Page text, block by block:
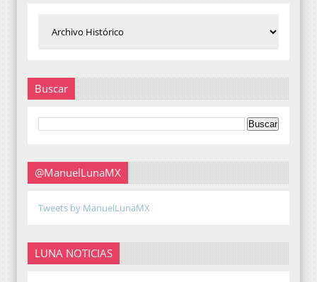
Buscar
@ManuelLunaMX
Tweets by ManuelLunaMX
LUNA NOTICIAS